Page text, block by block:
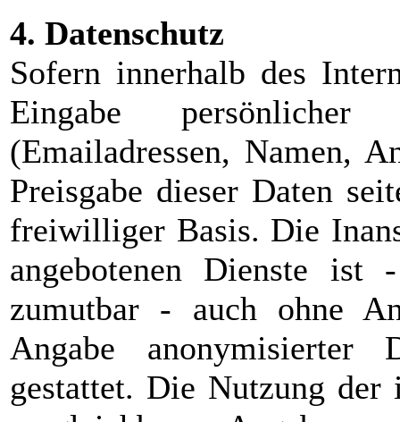
4. Datenschutz
Sofern innerhalb des
Eingabe
(Emailadressen, Namen,
Preisgabe dieser Daten
freiwilliger Basis. Die
angebotenen Dienste
zumutbar - auch ohne
Angabe anonymisierter
gestattet. Die Nutzung der